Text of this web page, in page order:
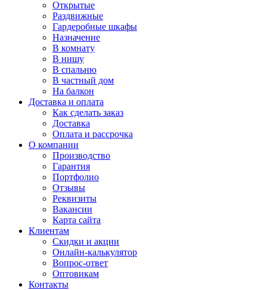
Открытые
Раздвижные
Гардеробные шкафы
Назначение
В комнату
В нишу
В спальню
В частный дом
На балкон
Доставка и оплата
Как сделать заказ
Доставка
Оплата и рассрочка
О компании
Производство
Гарантия
Портфолио
Отзывы
Реквизиты
Вакансии
Карта сайта
Клиентам
Скидки и акции
Онлайн-калькулятор
Вопрос-ответ
Оптовикам
Контакты